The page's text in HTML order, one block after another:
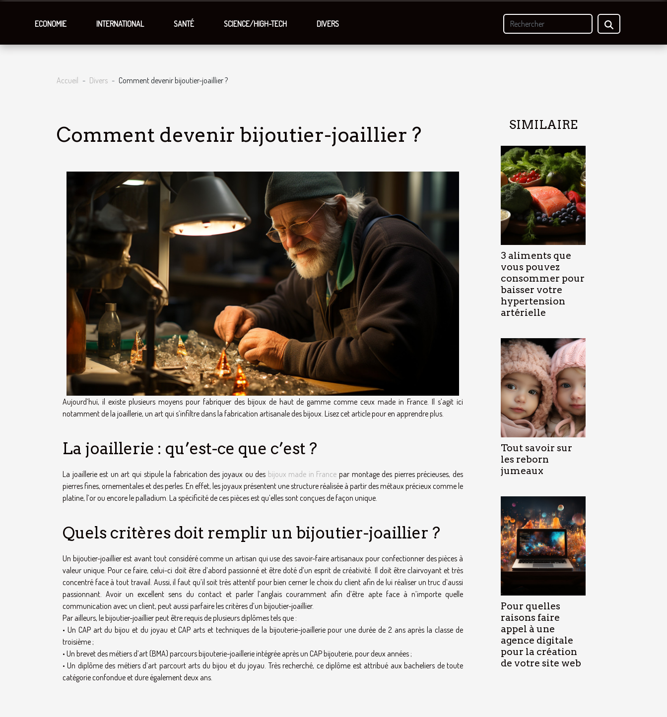
ECONOMIE INTERNATIONAL SANTÉ SCIENCE/HIGH-TECH DIVERS
Accueil Divers Comment devenir bijoutier-joaillier ?
Comment devenir bijoutier-joaillier ?
Aujourd’hui, il existe plusieurs moyens pour fabriquer des bijoux de haut de gamme comme ceux made in France. Il s’agit ici
notamment de la joaillerie, un art qui s’infiltre dans la fabrication artisanale des bijoux. Lisez cet article pour en apprendre plus.
La joaillerie : qu’est-ce que c’est ?
La joaillerie est un art qui stipule la fabrication des joyaux ou des bijoux made in France par montage des pierres précieuses, des
pierres fines, ornementales et des perles. En effet, les joyaux présentent une structure réalisée à partir des métaux précieux comme le
platine, l’or ou encore le palladium. La spécificité de ces pièces est qu’elles sont conçues de façon unique.
Quels critères doit remplir un bijoutier-joaillier ?
Un bijoutier-joaillier est avant tout considéré comme un artisan qui use des savoir-faire artisanaux pour confectionner des pièces à
valeur unique. Pour ce faire, celui-ci doit être d’abord passionné et être doté d’un esprit de créativité. Il doit être clairvoyant et très
concentré face à tout travail. Aussi, il faut qu’il soit très attentif pour bien cerner le choix du client afin de lui réaliser un truc d’aussi
passionnant. Avoir un excellent sens du contact et parler l’anglais couramment afin d’être apte face à n’importe quelle
communication avec un client, peut aussi parfaire les critères d’un bijoutier-joaillier.
Par ailleurs, le bijoutier-joaillier peut être requis de plusieurs diplômes tels que :
• Un CAP art du bijou et du joyau et CAP arts et techniques de la bijouterie-joaillerie pour une durée de 2 ans après la classe de
troisième ;
• Un brevet des métiers d’art (BMA) parcours bijouterie-joaillerie intégrée après un CAP bijouterie, pour deux années ;
• Un diplôme des métiers d’art parcourt arts du bijou et du joyau. Très recherché, ce diplôme est attribué aux bacheliers de toute
catégorie confondue et dure également deux ans.
SIMILAIRE
3 aliments que
vous pouvez
consommer pour
baisser votre
hypertension
artérielle
Tout savoir sur
les reborn
jumeaux
Pour quelles
raisons faire
appel à une
agence digitale
pour la création
de votre site web